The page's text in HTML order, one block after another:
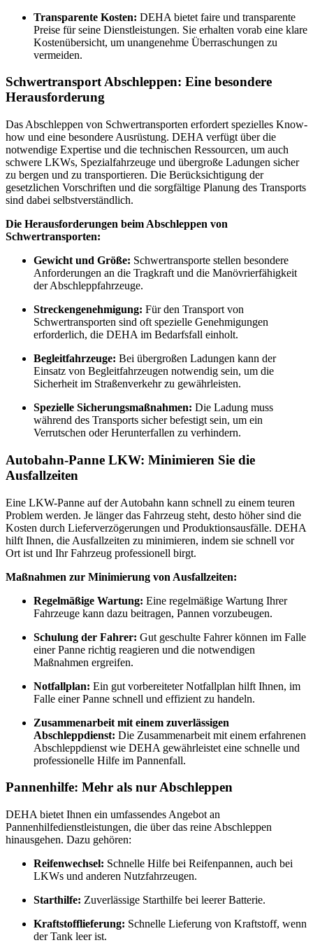
Transparente Kosten: DEHA bietet faire und transparente
Preise für seine Dienstleistungen. Sie erhalten vorab eine klare
Kostenübersicht, um unangenehme Überraschungen zu
vermeiden.
Schwertransport Abschleppen: Eine besondere
Herausforderung
Das Abschleppen von Schwertransporten erfordert spezielles Know-
how und eine besondere Ausrüstung. DEHA verfügt über die
notwendige Expertise und die technischen Ressourcen, um auch
schwere LKWs, Spezialfahrzeuge und übergroße Ladungen sicher
zu bergen und zu transportieren. Die Berücksichtigung der
gesetzlichen Vorschriften und die sorgfältige Planung des Transports
sind dabei selbstverständlich.
Die Herausforderungen beim Abschleppen von
Schwertransporten:
Gewicht und Größe: Schwertransporte stellen besondere
Anforderungen an die Tragkraft und die Manövrierfähigkeit
der Abschleppfahrzeuge.
Streckengenehmigung: Für den Transport von
Schwertransporten sind oft spezielle Genehmigungen
erforderlich, die DEHA im Bedarfsfall einholt.
Begleitfahrzeuge: Bei übergroßen Ladungen kann der
Einsatz von Begleitfahrzeugen notwendig sein, um die
Sicherheit im Straßenverkehr zu gewährleisten.
Spezielle Sicherungsmaßnahmen: Die Ladung muss
während des Transports sicher befestigt sein, um ein
Verrutschen oder Herunterfallen zu verhindern.
Autobahn-Panne LKW: Minimieren Sie die
Ausfallzeiten
Eine LKW-Panne auf der Autobahn kann schnell zu einem teuren
Problem werden. Je länger das Fahrzeug steht, desto höher sind die
Kosten durch Lieferverzögerungen und Produktionsausfälle. DEHA
hilft Ihnen, die Ausfallzeiten zu minimieren, indem sie schnell vor
Ort ist und Ihr Fahrzeug professionell birgt.
Maßnahmen zur Minimierung von Ausfallzeiten:
Regelmäßige Wartung: Eine regelmäßige Wartung Ihrer
Fahrzeuge kann dazu beitragen, Pannen vorzubeugen.
Schulung der Fahrer: Gut geschulte Fahrer können im Falle
einer Panne richtig reagieren und die notwendigen
Maßnahmen ergreifen.
Notfallplan: Ein gut vorbereiteter Notfallplan hilft Ihnen, im
Falle einer Panne schnell und effizient zu handeln.
Zusammenarbeit mit einem zuverlässigen
Abschleppdienst: Die Zusammenarbeit mit einem erfahrenen
Abschleppdienst wie DEHA gewährleistet eine schnelle und
professionelle Hilfe im Pannenfall.
Pannenhilfe: Mehr als nur Abschleppen
DEHA bietet Ihnen ein umfassendes Angebot an
Pannenhilfedienstleistungen, die über das reine Abschleppen
hinausgehen. Dazu gehören:
Reifenwechsel: Schnelle Hilfe bei Reifenpannen, auch bei
LKWs und anderen Nutzfahrzeugen.
Starthilfe: Zuverlässige Starthilfe bei leerer Batterie.
Kraftstofflieferung: Schnelle Lieferung von Kraftstoff, wenn
der Tank leer ist.